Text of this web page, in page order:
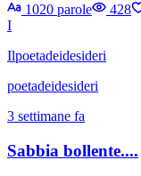
1020 parole
428
I
Ilpoetadeidesideri
poetadeidesideri
3 settimane fa
Sabbia bollente....